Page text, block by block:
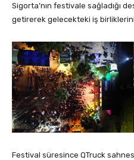
Sigorta’nın festivale sağladığı
getirerek gelecekteki iş
Festival süresince QTruck